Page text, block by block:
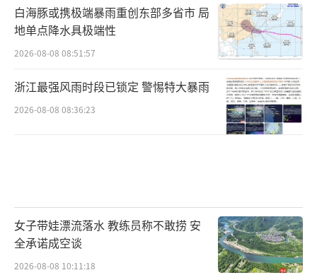
白海豚或携极端暴雨重创东部多省市 局
地单点降水具极端性
2026-08-08 08:51:57
浙江最强风雨时段已锁定 警惕特大暴雨
2026-08-08 08:36:23
女子带娃漂流落水 教练员称不敢捞 安
全承诺成空谈
2026-08-08 10:11:18